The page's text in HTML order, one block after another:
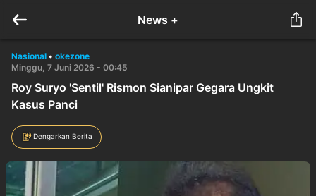
News +
Nasional • okezone
Minggu, 7 Juni 2026 - 00:45
Roy Suryo 'Sentil' Rismon Sianipar Gegara Ungkit
Kasus Panci
Dengarkan Berita